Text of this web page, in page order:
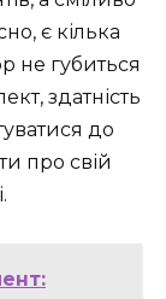
є кілька
не губиться
здатність
до
про свій